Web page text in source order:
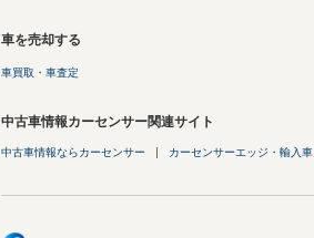
車を売却する
車買取・車査定
中古車情報カーセンサー関連サイト
中古車情報ならカーセンサー カーセンサーエッジ・輸入車